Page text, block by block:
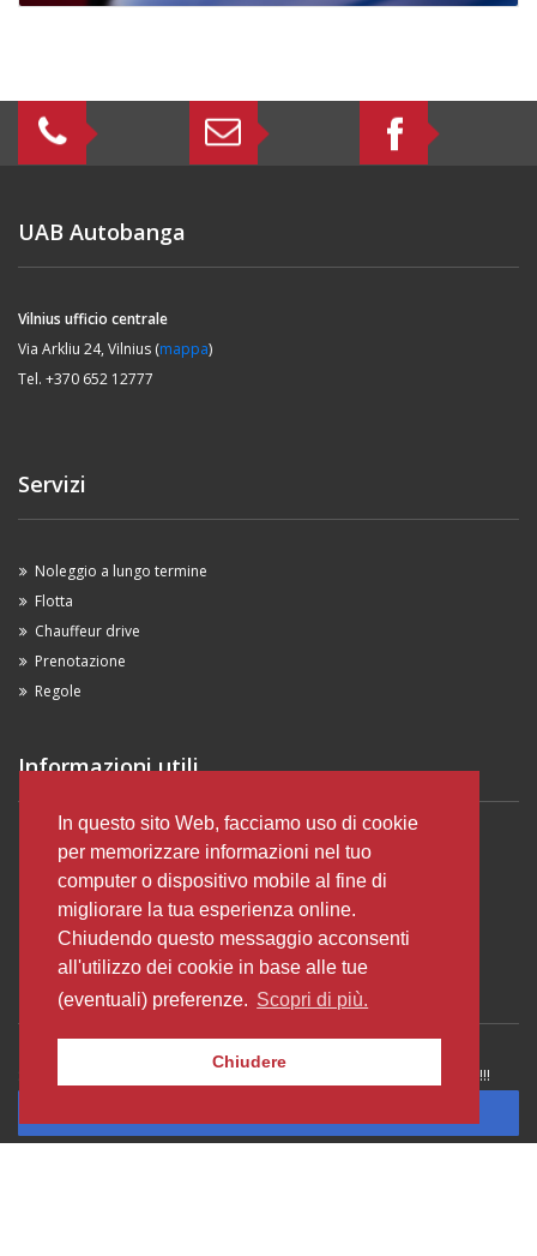
In questo sito Web, facciamo uso di cookie
per memorizzare informazioni nel tuo
computer o dispositivo mobile al fine di
migliorare la tua esperienza online.
Chiudendo questo messaggio acconsenti
all'utilizzo dei cookie in base alle tue
(eventuali) preferenze. Scopri di più.
Chiudere
UAB Autobanga
Vilnius ufficio centrale
Via Arkliu 24, Vilnius (mappa)
Tel. +370 652 12777
Servizi
Noleggio a lungo termine
Flotta
Chauffeur drive
Prenotazione
Regole
Informazioni utili
A proposito di Lituania
Notizie
Commenti
Notiziario
Subscribe to receive Email alerts about promotions and other news !!!